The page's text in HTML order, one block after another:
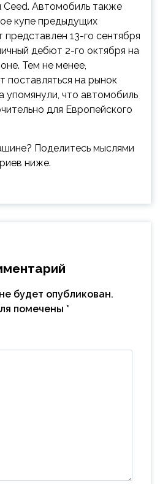
Ceed. Автомобиль также
купе предыдущих
13-го сентября
дебют 2-го октября на
Тем не менее,
поставляться на рынок
упомянули, что автомобиль
для Европейского
Поделитесь мыслями
ниже.
будет опубликован.
помечены *